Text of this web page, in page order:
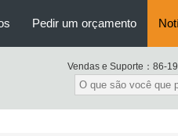
Pedir um orçamento
Vendas e Suporte： 86-